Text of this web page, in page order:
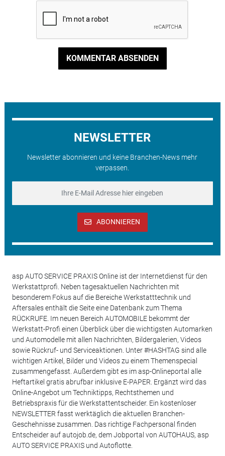
KOMMENTAR ABSENDEN
NEWSLETTER
Newsletter abonnieren und keine Branchen-News mehr
verpassen.
ABONNIEREN
asp AUTO SERVICE PRAXIS Online ist der Internetdienst für den
Werkstattprofi. Neben tagesaktuellen Nachrichten mit
besonderem Fokus auf die Bereiche Werkstatttechnik und
Aftersales enthält die Seite eine Datenbank zum Thema
RÜCKRUFE. Im neuen Bereich AUTOMOBILE bekommt der
Werkstatt-Profi einen Überblick über die wichtigsten Automarken
und Automodelle mit allen Nachrichten, Bildergalerien, Videos
sowie Rückruf- und Serviceaktionen. Unter #HASHTAG sind alle
wichtigen Artikel, Bilder und Videos zu einem Themenspecial
zusammengefasst. Außerdem gibt es im asp-Onlineportal alle
Heftartikel gratis abrufbar inklusive E-PAPER. Ergänzt wird das
Online-Angebot um Techniktipps, Rechtsthemen und
Betriebspraxis für die Werkstattentscheider. Ein kostenloser
NEWSLETTER fasst werktäglich die aktuellen Branchen-
Geschehnisse zusammen. Das richtige Fachpersonal finden
Entscheider auf autojob.de, dem Jobportal von AUTOHAUS, asp
AUTO SERVICE PRAXIS und Autoflotte.